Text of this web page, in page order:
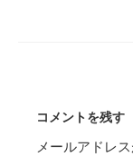
コメントを残す
メールアドレ